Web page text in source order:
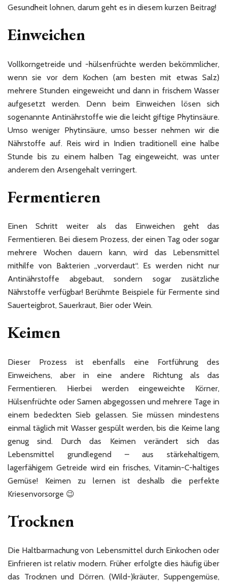
kurz
Gesundheit lohnen, darum geht es in diesem kurzen Beitrag!
Einweichen
Vollkorngetreide und -hülsenfrüchte werden bekömmlicher,
wenn sie vor dem Kochen (am besten mit etwas Salz)
mehrere Stunden eingeweicht und dann in frischem Wasser
aufgesetzt werden. Denn beim Einweichen lösen sich
sogenannte Antinährstoffe wie die leicht giftige Phytinsäure.
Umso weniger Phytinsäure, umso besser nehmen wir die
Nährstoffe auf. Reis wird in Indien traditionell eine halbe
Stunde bis zu einem halben Tag eingeweicht, was unter
anderem den Arsengehalt verringert.
Fermentieren
Einen Schritt weiter als das Einweichen geht das
Fermentieren. Bei diesem Prozess, der einen Tag oder sogar
mehrere Wochen dauern kann, wird das Lebensmittel
mithilfe von Bakterien „vorverdaut“. Es werden nicht nur
Antinährstoffe abgebaut, sondern sogar zusätzliche
Nährstoffe verfügbar! Berühmte Beispiele für Fermente sind
Sauerteigbrot, Sauerkraut, Bier oder Wein.
Keimen
Dieser Prozess ist ebenfalls eine Fortführung des
Einweichens, aber in eine andere Richtung als das
Fermentieren. Hierbei werden eingeweichte Körner,
Hülsenfrüchte oder Samen abgegossen und mehrere Tage in
einem bedeckten Sieb gelassen. Sie müssen mindestens
einmal täglich mit Wasser gespült werden, bis die Keime lang
genug sind. Durch das Keimen verändert sich das
Lebensmittel grundlegend – aus stärkehaltigem,
lagerfähigem Getreide wird ein frisches, Vitamin-C-haltiges
Gemüse! Keimen zu lernen ist deshalb die perfekte
Kriesenvorsorge 😉
Trocknen
Die Haltbarmachung von Lebensmittel durch Einkochen oder
Einfrieren ist relativ modern. Früher erfolgte dies häufig über
das Trocknen und Dörren. (Wild-)kräuter, Suppengemüse,